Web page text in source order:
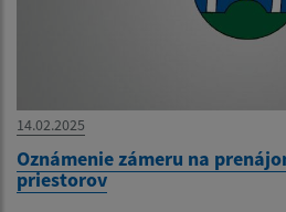
14.02.2025
Oznámenie zámeru na
priestorov